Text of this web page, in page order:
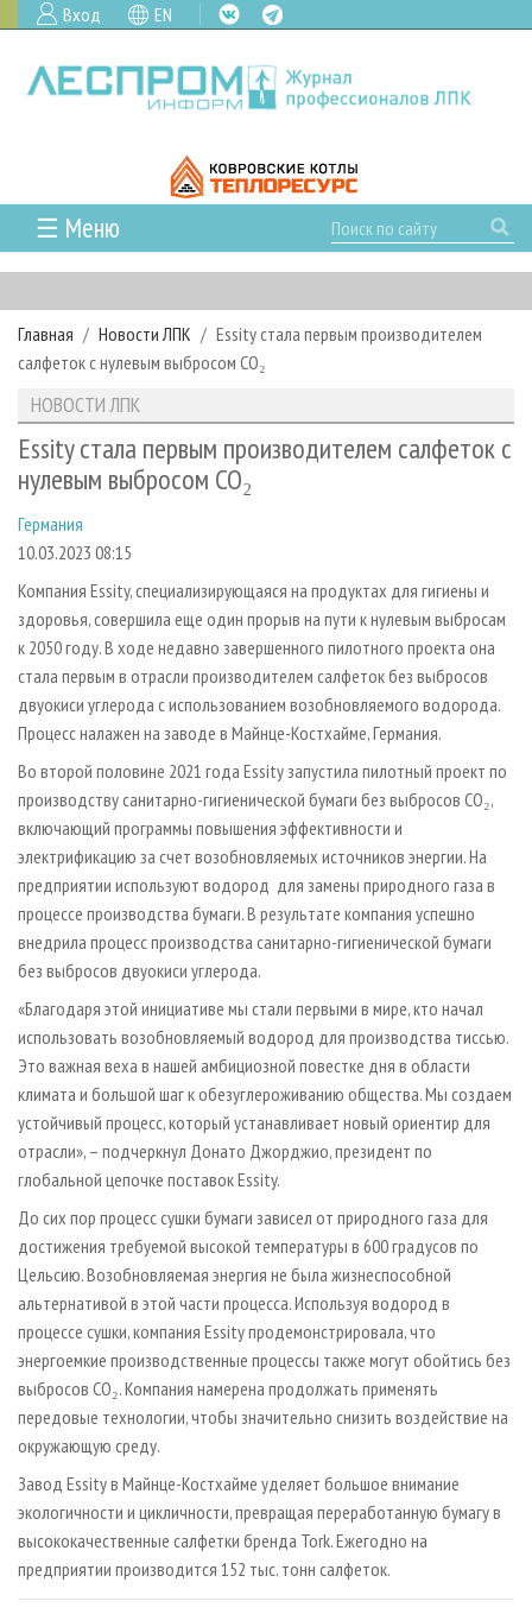
Вход EN
☰ Меню
ГЛАВНАЯ
РУБРИКИ И ТЕМЫ
РУБРИКИ ЖУРНАЛА
ЛЕСОЗАГОТОВКА
ЛЕСОПИЛЕНИЕ
СУШКА ДРЕВЕСИНЫ
ПРОИЗВОДСТВО ДРЕВЕСНЫХ ПЛИТ
ДЕРЕВЯННОЕ ДОМОСТРОЕНИЕ
ПРОИЗВОДСТВО МЕБЕЛИ
БИОЭНЕРГЕТИКА
ЦБП
ИНСТРУМЕНТ И МАТЕРИАЛЫ
НОВОСТИ
НОВОСТИ ЛПК
НОВОСТИ ЖУРНАЛА
ПРОЕКТЫ ЛПИ
АНАЛИТИКА
ПРЕДПРИЯТИЯ ЛПК
ПЕРСОНЫ
МОБИЛЬНЫЕ ВЫСТАВКИ
ОФИЦИАЛЬНЫЕ ДЕЛЕГАЦИИ
ПРИОРИТЕТНЫЕ ИНВЕСТПРОЕКТЫ
RUSSIAN FORESTRY REVIEW
ГАЗЕТА ЛЕСПРОМФОРУМ
БИБЛИОТЕКА СПЕЦИАЛИСТА
АРХИВ
АРХИВ ЖУРНАЛОВ
О ЖУРНАЛЕ
КОНТАКТЫ
РЕКЛАМОДАТЕЛЯМ
РЕКЛАМА
РЕКЛАМА НА САЙТЕ
Главная Новости ЛПК
Essity стала первым производителем
салфеток с нулевым выбросом CO₂
НОВОСТИ ЛПК
Essity стала первым производителем салфеток с
нулевым выбросом CO₂
Германия
10.03.2023 08:15
Компания Essity, специализирующаяся на продуктах для гигиены и
здоровья, совершила еще один прорыв на пути к нулевым выбросам
к 2050 году. В ходе недавно завершенного пилотного проекта она
стала первым в отрасли производителем салфеток без выбросов
двуокиси углерода с использованием возобновляемого водорода.
Процесс налажен на заводе в Майнце-Костхайме, Германия.
Во второй половине 2021 года Essity запустила пилотный проект по
производству санитарно-гигиенической бумаги без выбросов CO₂,
включающий программы повышения эффективности и
электрификацию за счет возобновляемых источников энергии. На
предприятии используют водород для замены природного газа в
процессе производства бумаги. В результате компания успешно
внедрила процесс производства санитарно-гигиенической бумаги
без выбросов двуокиси углерода.
«Благодаря этой инициативе мы стали первыми в мире, кто начал
использовать возобновляемый водород для производства тиссью.
Это важная веха в нашей амбициозной повестке дня в области
климата и большой шаг к обезуглероживанию общества. Мы создаем
устойчивый процесс, который устанавливает новый ориентир для
отрасли», – подчеркнул Донато Джорджио, президент по
глобальной цепочке поставок Essity.
До сих пор процесс сушки бумаги зависел от природного газа для
достижения требуемой высокой температуры в 600 градусов по
Цельсию. Возобновляемая энергия не была жизнеспособной
альтернативой в этой части процесса. Используя водород в
процессе сушки, компания Essity продемонстрировала, что
энергоемкие производственные процессы также могут обойтись без
выбросов CO₂. Компания намерена продолжать применять
передовые технологии, чтобы значительно снизить воздействие на
окружающую среду.
Завод Essity в Майнце-Костхайме уделяет большое внимание
экологичности и цикличности, превращая переработанную бумагу в
высококачественные салфетки бренда Tork. Ежегодно на
предприятии производится 152 тыс. тонн салфеток.